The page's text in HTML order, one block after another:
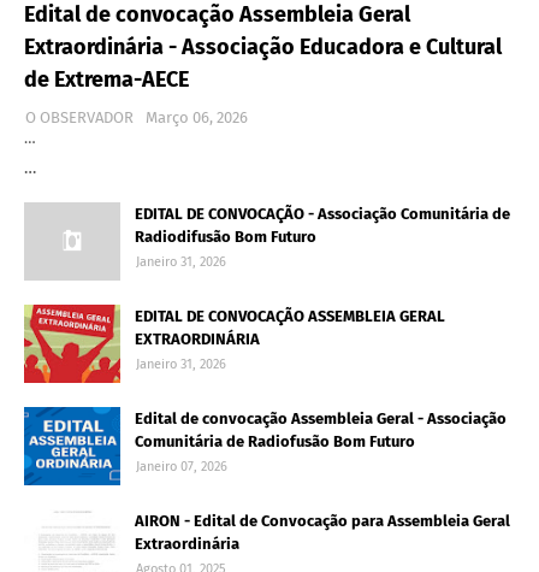
Edital de convocação Assembleia Geral
Extraordinária - Associação Educadora e Cultural
de Extrema-AECE
O OBSERVADOR
Março 06, 2026
…
…
EDITAL DE CONVOCAÇÃO - Associação Comunitária de
Radiodifusão Bom Futuro
Janeiro 31, 2026
EDITAL DE CONVOCAÇÃO ASSEMBLEIA GERAL
EXTRAORDINÁRIA
Janeiro 31, 2026
Edital de convocação Assembleia Geral - Associação
Comunitária de Radiofusão Bom Futuro
Janeiro 07, 2026
AIRON - Edital de Convocação para Assembleia Geral
Extraordinária